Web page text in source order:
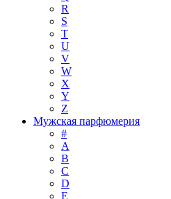
R
S
T
U
V
W
X
Y
Z
Мужская парфюмерия
#
A
B
C
D
E